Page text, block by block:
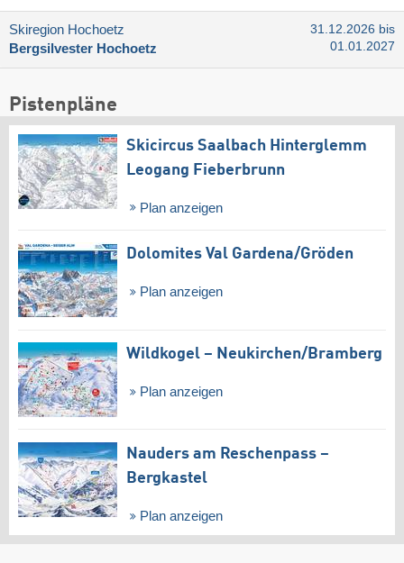
Skiregion Hochoetz
Bergsilvester Hochoetz
31.12.2026 bis
01.01.2027
Pistenpläne
Skicircus Saalbach Hinterglemm
Leogang Fieberbrunn
Plan anzeigen
Dolomites Val Gardena/​Gröden
Plan anzeigen
Wildkogel – Neukirchen/​Bramberg
Plan anzeigen
Nauders am Reschenpass –
Bergkastel
Plan anzeigen